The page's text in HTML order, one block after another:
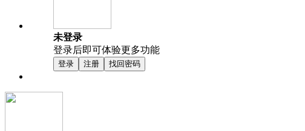
未登录
登录后即可体验更多功能
登录 注册 找回密码